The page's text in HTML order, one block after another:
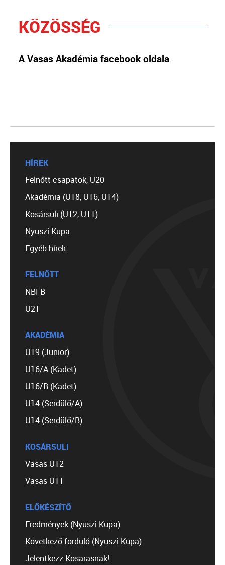
KÖZÖSSÉG
A Vasas Akadémia facebook oldala
HÍREK
Felnőtt csapatok, U20
Akadémia (U18, U16, U14)
Kosársuli (U12, U11)
Nyuszi Kupa
Egyéb hírek
FELNŐTT
NBI B
U21
AKADÉMIA
U19 (Junior)
U16/A (Kadet)
U16/B (Kadet)
U14 (Serdülő/A)
U14 (Serdülő/B)
KOSÁRSULI
Vasas U12
Vasas U11
ELŐKÉSZÍTŐ
Eredmények (Nyuszi Kupa)
Következő forduló (Nyuszi Kupa)
Jelentkezz Kosarasnak!